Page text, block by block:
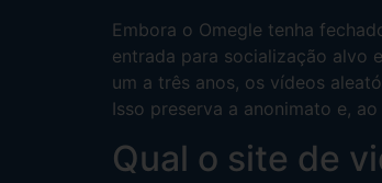
Embora o Omegle tenha
entrada para socialização alvo
um a três anos, os vídeos
Isso preserva a anonimato e,
Qual o site de